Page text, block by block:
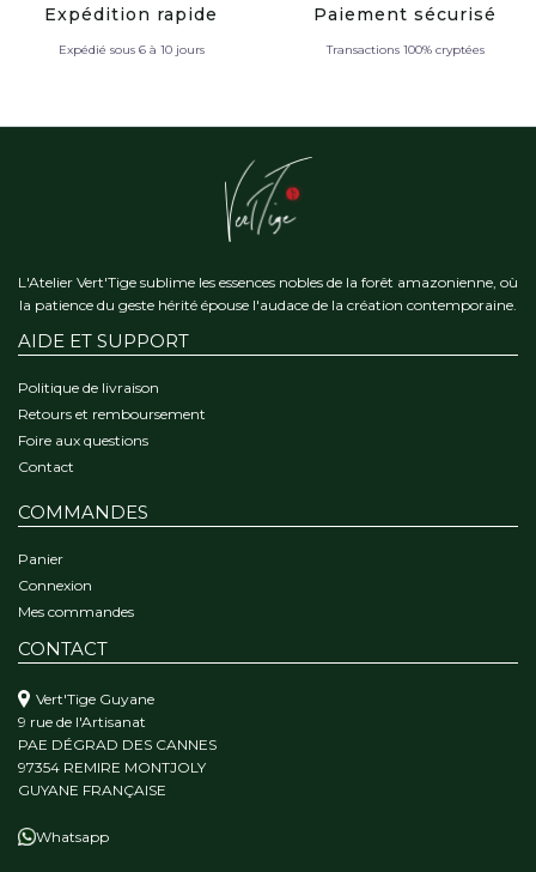
Expédition rapide
Expédié sous 6 à 10 jours
Paiement sécurisé
Transactions 100% cryptées
L'Atelier Vert'Tige sublime les essences nobles de la forêt amazonienne, où
la patience du geste hérité épouse l'audace de la création contemporaine.
AIDE ET SUPPORT
Politique de livraison
Retours et remboursement
Foire aux questions
Contact
COMMANDES
Panier
Connexion
Mes commandes
CONTACT
Vert'Tige Guyane
9 rue de l'Artisanat
PAE DÉGRAD DES CANNES
97354 REMIRE MONTJOLY
GUYANE FRANÇAISE
Whatsapp